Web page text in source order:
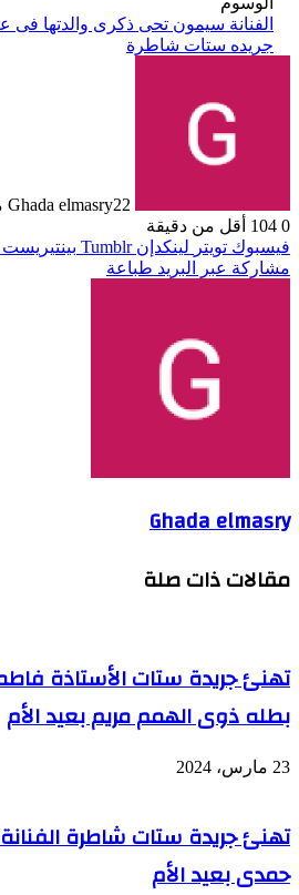
الفنانة سيمون تحى ذكرى والدتها فى
جريده ستات شاطرة
Ghada elmasry22 مارس، 2024
0
أقل من دقيقة
فيسبوك تويتر لينكدإن بينتيريست
مشاركة عبر البريد طباعة
Ghada elmasry
مقالات ذات صلة
تهنئ جريدة ستات الأستاذة
بطله ذوى الهمم مريم بعيد الأم
23 مارس، 2024
تهنئ جريدة ستات شاطرة
حمدى بعيد الأم